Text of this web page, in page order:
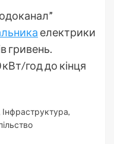
електрики
гривень.
год до кінця
Інфраструктура,